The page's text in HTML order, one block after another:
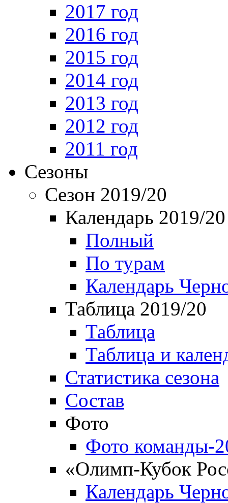
2017 год
2016 год
2015 год
2014 год
2013 год
2012 год
2011 год
Сезоны
Сезон 2019/20
Календарь 2019/20
Полный
По турам
Календарь
Таблица 2019/20
Таблица
Таблица и
Статистика сезона
Состав
Фото
Фото команды-
«Олимп-Кубок
Календарь